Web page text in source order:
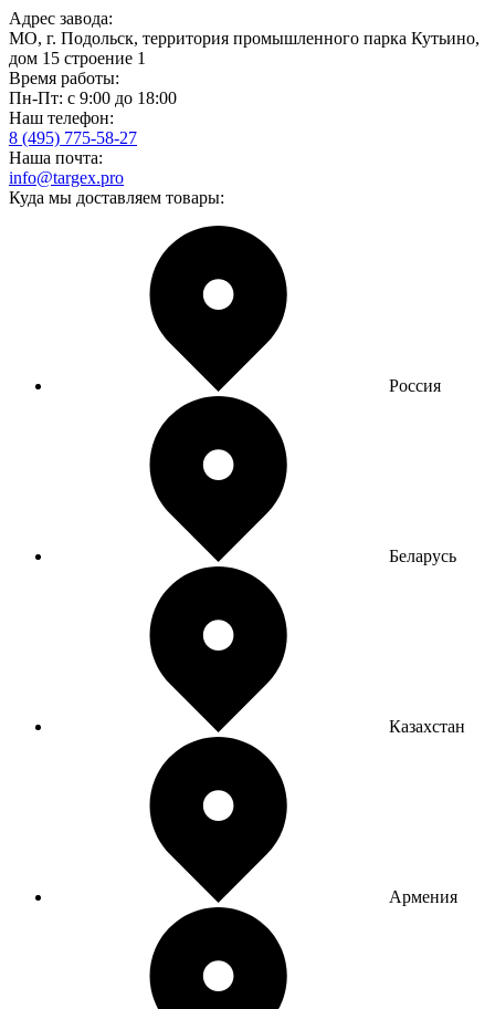
Адрес завода:
МО, г. Подольск, территория промышленного парка Кутьино,
дом 15 строение 1
Время работы:
Пн-Пт: с 9:00 до 18:00
Наш телефон:
8 (495) 775-58-27
Наша почта:
info@targex.pro
Куда мы доставляем товары:
Россия
Беларусь
Казахстан
Армения